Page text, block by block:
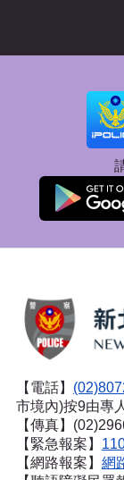
【電話】
市境內)按9由專
【傳真】
【緊急報案】
【網路報案】 網